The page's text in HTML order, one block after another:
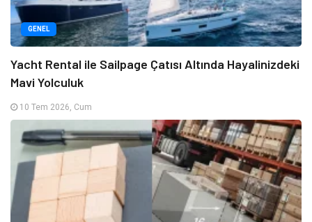
GENEL
Yacht Rental ile Sailpage Çatısı Altında Hayalinizdeki
Mavi Yolculuk
10 Tem 2026, Cum